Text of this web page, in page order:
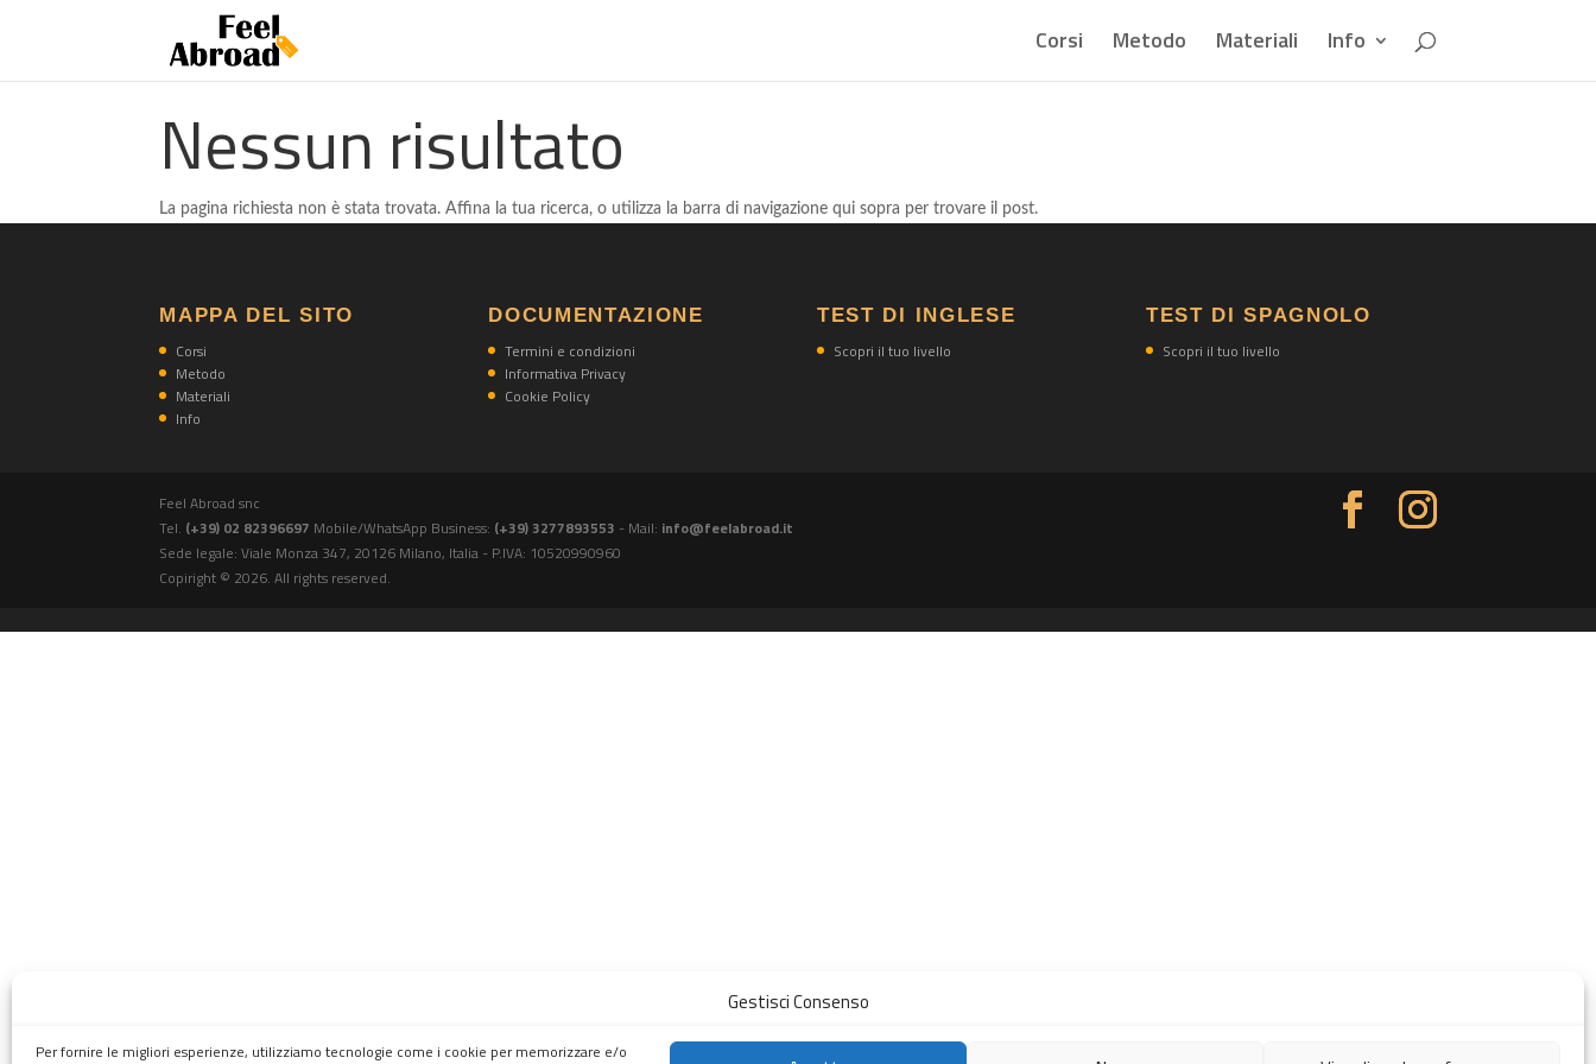
Gestisci Consenso
Per fornire le migliori esperienze, utilizziamo tecnologie come i cookie per memorizzare e/o
Corsi Metodo Materiali Info
Nessun risultato
La pagina richiesta non è stata trovata. Affina la tua ricerca, o utilizza la barra di navigazione qui sopra per trovare il post.
MAPPA DEL SITO
Corsi
Metodo
Materiali
Info
DOCUMENTAZIONE
Termini e condizioni
Informativa Privacy
Cookie Policy
TEST DI INGLESE
Scopri il tuo livello
TEST DI SPAGNOLO
Scopri il tuo livello
Feel Abroad snc
Tel. (+39) 02 82396697 Mobile/WhatsApp Business: (+39) 3277893553 - Mail: info@feelabroad.it
Sede legale: Viale Monza 347, 20126 Milano, Italia - P.IVA: 10520990960
Copiright © 2026. All rights reserved.